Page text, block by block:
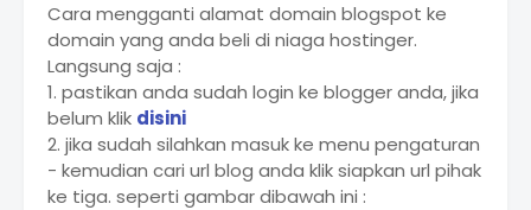
Cara mengganti alamat domain blogspot ke
domain yang anda beli di niaga hostinger.
Langsung saja :
1. pastikan anda sudah login ke blogger anda, jika
belum klik disini
2. jika sudah silahkan masuk ke menu pengaturan
- kemudian cari url blog anda klik siapkan url pihak
ke tiga. seperti gambar dibawah ini :